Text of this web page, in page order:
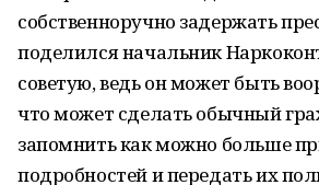
собственноручно задержать
поделился начальник
советую, ведь он может быть
что может сделать обычный
запомнить как можно больше
подробностей и передать их